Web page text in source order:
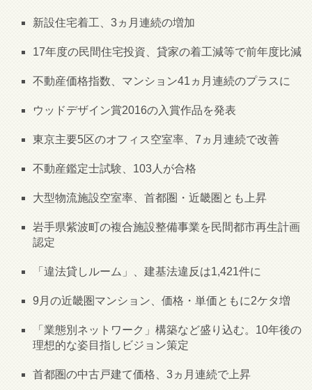
新設住宅着工、3ヵ月連続の増加
17年度の民間住宅投資、貸家の着工減等で前年度比減
不動産価格指数、マンション41ヵ月連続のプラスに
ウッドデザイン賞2016の入賞作品を発表
東京主要5区のオフィス空室率、7ヵ月連続で改善
不動産鑑定士試験、103人が合格
大型物流施設空室率、首都圏・近畿圏とも上昇
岩手県紫波町の複合施設整備事業を民間都市再生計画
認定
「違法貸しルーム」、建基法違反は1,421件に
9月の近畿圏マンション、価格・単価ともに2ケタ増
「業態別ネットワーク」構築など盛り込む。10年後の
理想的な姿目指しビジョン策定
首都圏の中古戸建て価格、3ヵ月連続で上昇